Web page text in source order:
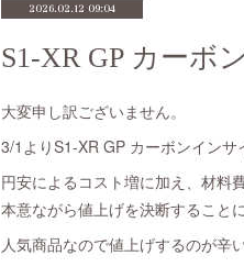
2026.02.12 09:04
S1-XR GP カーボ
大変申し訳ございません。
3/1よりS1-XR GP カーボンインサ
円安によるコスト増に加え、材料
本意ながら値上げを決断すること
人気商品なので値上げするのが辛い